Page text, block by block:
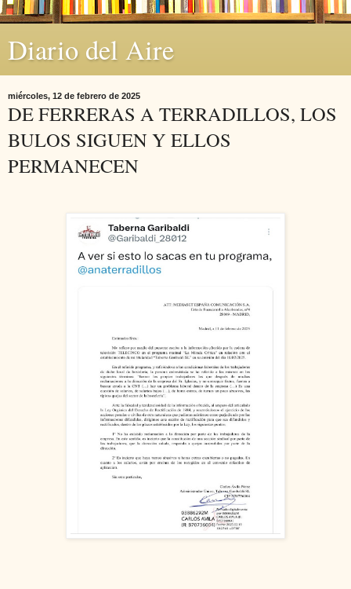
Diario del Aire
miércoles, 12 de febrero de 2025
DE FERRERAS A TERRADILLOS, LOS
BULOS SIGUEN Y ELLOS
PERMANECEN